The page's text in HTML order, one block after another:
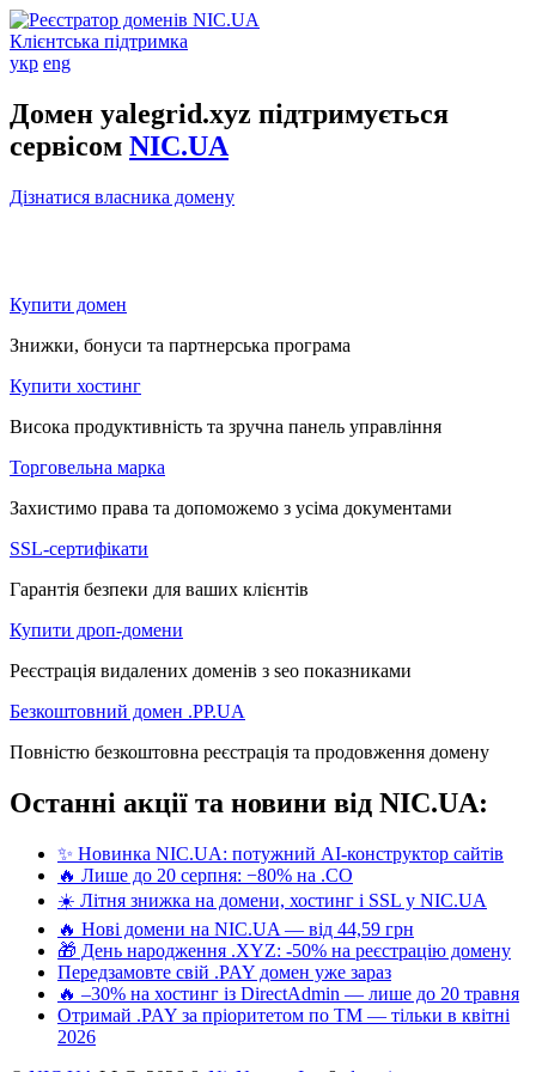
Клієнтська підтримка
укр eng
Домен yalegrid.xyz підтримується
сервісом NIC.UA
Дізнатися власника домену
Купити домен
Знижки, бонуси та партнерська програма
Купити хостинг
Висока продуктивність та зручна панель управління
Торговельна марка
Захистимо права та допоможемо з усіма документами
SSL-сертифікати
Гарантія безпеки для ваших клієнтів
Купити дроп-домени
Реєстрація видалених доменів з seo показниками
Безкоштовний домен .PP.UA
Повністю безкоштовна реєстрація та продовження домену
Останні акції та новини від NIC.UA:
✨ Новинка NIC.UA: потужний AI-конструктор сайтів
🔥 Лише до 20 серпня: −80% на .CO
☀️ Літня знижка на домени, хостинг і SSL у NIC.UA
🔥 Нові домени на NIC.UA — від 44,59 грн
🎁 День народження .XYZ: -50% на реєстрацію домену
Передзамовте свій .PAY домен уже зараз
🔥 –30% на хостинг із DirectAdmin — лише до 20 травня
Отримай .PAY за пріоритетом по ТМ — тільки в квітні
2026